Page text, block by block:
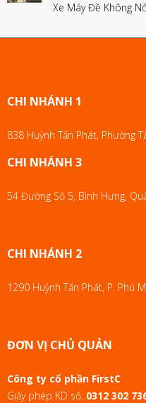
Xe Máy Đề Không
CHI NHÁNH 1
838 Huỳnh Tấn Phát, Phường
CHI NHÁNH 3
54 Đường Số 5, Bình Hưng,
CHI NHÁNH 2
1290 Huỳnh Tấn Phát, P. Phú
ĐƠN VỊ CHỦ QUẢN
Công ty cổ phần FirstC
Giấy phép KD số: 0312 302